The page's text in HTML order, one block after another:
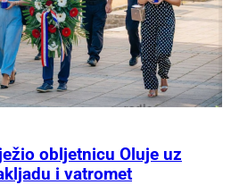
obljetnicu Oluje uz
i vatromet